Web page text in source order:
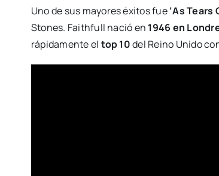
Uno de sus mayores éxitos fue‘As Tears
Stones. Faithfull nació en 1946 en
rápidamente el top 10del Reino Unido